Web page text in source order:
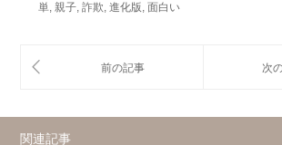
単, 親子, 詐欺, 進化版, 面白い
関連記事